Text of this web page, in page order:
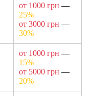
от 1000 грн —
25%
от 3000 грн —
30%
от 1000 грн —
15%
от 5000 грн —
20%